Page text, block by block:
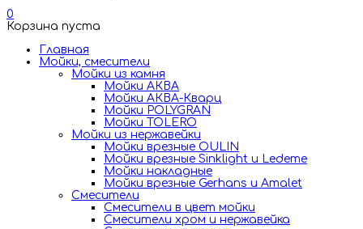
0
Корзина пуста
Главная
Мойки, смесители
Mойки из камня
Мойки АКВА
Мойки АКВА-Кварц
Мойки POLYGRAN
Мойки TOLERO
Мойки из нержавейки
Мойки врезные OULIN
Мойки врезные Sinklight и Ledeme
Мойки накладные
Мойки врезные Gerhans и Amalet
Смесители
Смесители в цвет мойки
Смесители хром и нержавейка